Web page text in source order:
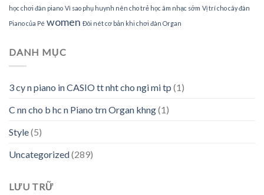
học chơi đàn piano Vì sao phụ huynh nên cho trẻ học âm nhạc sớm Vị trí cho cây đàn
Piano của Pé women Đôi nét cơ bản khi chơi đàn Organ
DANH MỤC
3 cy n piano in CASIO tt nht cho ngi mi tp (1)
C nn cho b hc n Piano trn Organ khng(1)
Style(5)
Uncategorized(289)
LƯU TRỮ